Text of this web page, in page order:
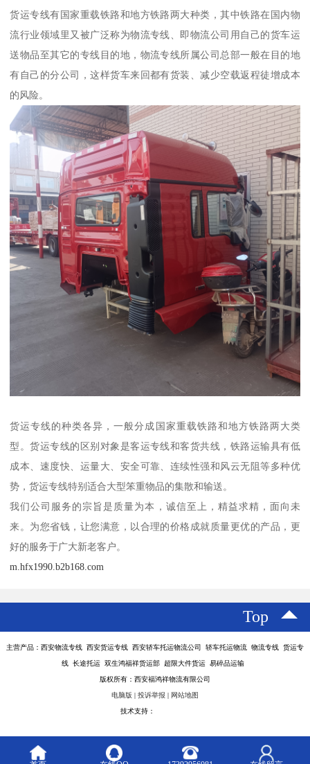
货运专线有国家重载铁路和地方铁路两大种类，其中铁路在国内物
流行业领域里又被广泛称为物流专线、即物流公司用自己的货车运
送物品至其它的专线目的地，物流专线所属公司总部一般在目的地
有自己的分公司，这样货车来回都有货装、减少空载返程徒增成本
的风险。
货运专线的种类各异，一般分成国家重载铁路和地方铁路两大类
型。货运专线的区别对象是客运专线和客货共线，铁路运输具有低
成本、速度快、运量大、安全可靠、连续性强和风云无阻等多种优
势，货运专线特别适合大型笨重物品的集散和输送。
我们公司服务的宗旨是质量为本，诚信至上，精益求精，面向未
来。为您省钱，让您满意，以合理的价格成就质量更优的产品，更
好的服务于广大新老客户。
m.hfx1990.b2b168.com
Top
主营产品：西安物流专线 西安货运专线 西安轿车托运物流公司 轿车托运物流 物流专线 货运专
线 长途托运 双生鸿福祥货运部 超限大件货运 易碎品运输
版权所有：西安福鸿祥物流有限公司
电脑版 | 投诉举报 | 网站地图
技术支持：